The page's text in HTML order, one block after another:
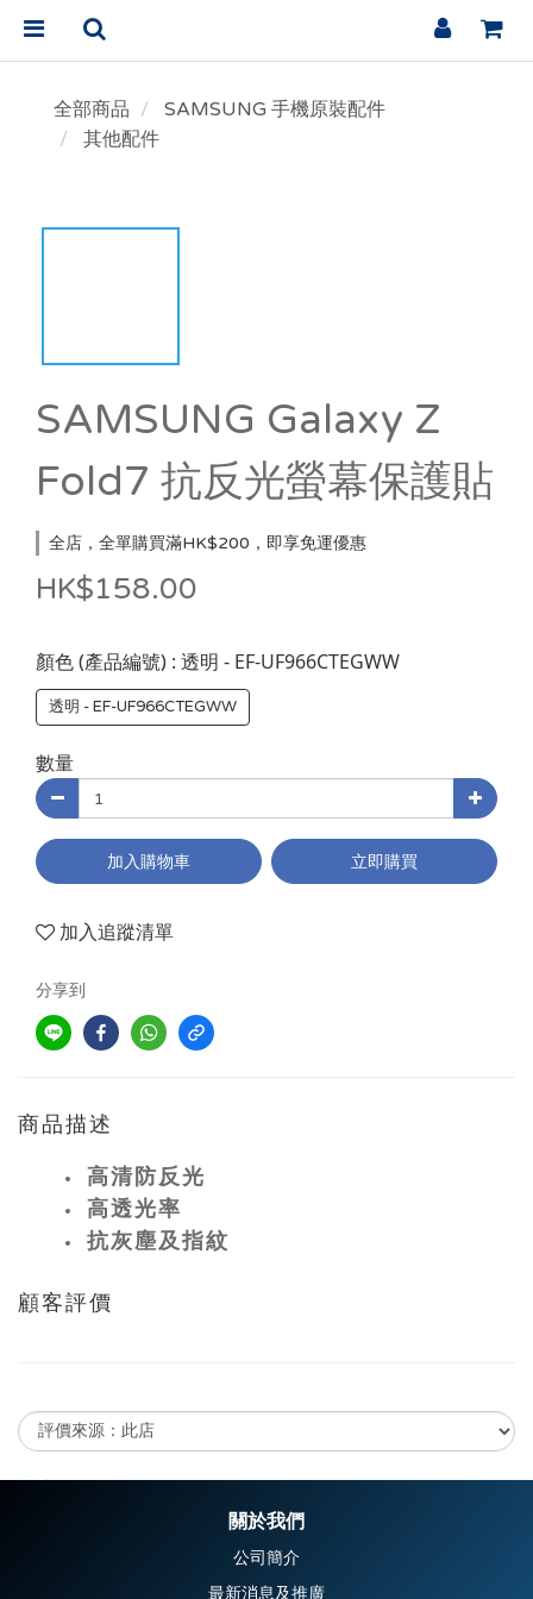
全部商品
SAMSUNG 手機原裝配件
其他配件
SAMSUNG Galaxy Z
Fold7 抗反光螢幕保護貼
全店，全單購買滿HK$200，即享免運優惠
HK$158.00
顏色 (產品編號) : 透明 - EF-UF966CTEGWW
透明 - EF-UF966CTEGWW
數量
加入購物車 立即購買
加入追蹤清單
分享到
商品描述
高清防反光
高透光率
抗灰塵及指紋
顧客評價
關於我們
公司簡介
最新消息及推廣